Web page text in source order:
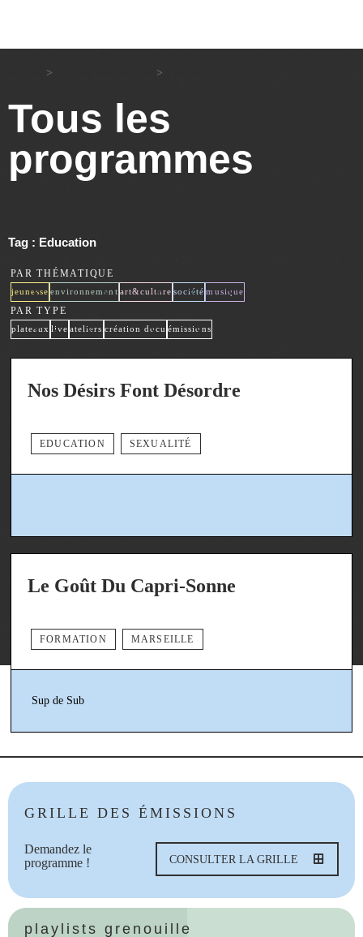
> >
Tous les
programmes
Tag : Education
PAR THÉMATIQUE
jeunesse
x environnement
x art&culture
x société
x musique
x
PAR TYPE
plateaux
x live
x ateliers
x création docu
x émissions
x
Nos Désirs Font Désordre
EDUCATION SEXUALITÉ
Le Goût Du Capri-Sonne
FORMATION MARSEILLE
Sup de Sub
GRILLE DES ÉMISSIONS
Demandez le
programme !
CONSULTER LA GRILLE
playlists grenouille